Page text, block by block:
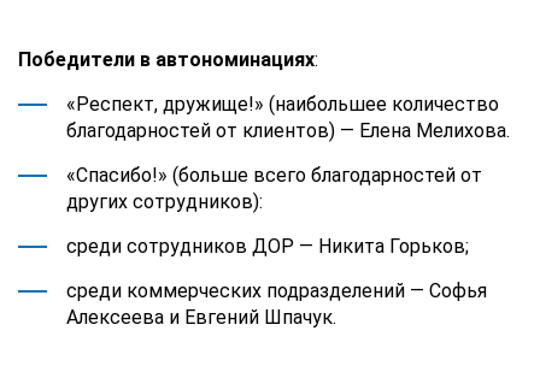
Победители в автономинациях:
«Респект, дружище!» (наибольшее количество
благодарностей от клиентов) — Елена Мелихова.
«Спасибо!» (больше всего благодарностей от
других сотрудников):
среди сотрудников ДОР — Никита Горьков;
среди коммерческих подразделений — Софья
Алексеева и Евгений Шпачук.